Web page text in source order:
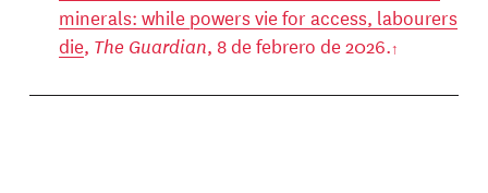
minerals: while powers vie for access, labourers
die, The Guardian, 8 de febrero de 2026.